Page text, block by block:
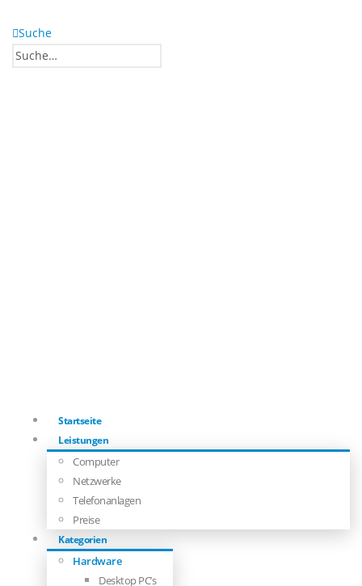
Suche
Startseite
Leistungen
Computer
Netzwerke
Telefonanlagen
Preise
Kategorien
Hardware
Desktop PC’s